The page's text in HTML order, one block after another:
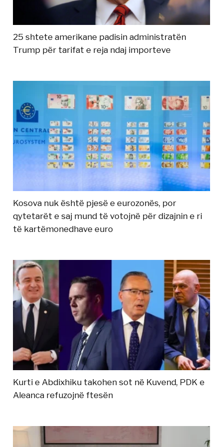
25 shtete amerikane padisin administratën
Trump për tarifat e reja ndaj importeve
Kosova nuk është pjesë e eurozonës, por
qytetarët e saj mund të votojnë për dizajnin e ri
të kartëmonedhave euro
Kurti e Abdixhiku takohen sot në Kuvend, PDK e
Aleanca refuzojnë ftesën